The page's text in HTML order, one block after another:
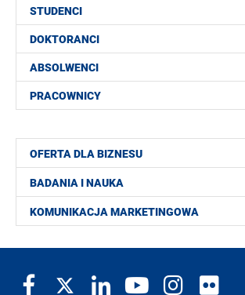
STUDENCI
DOKTORANCI
ABSOLWENCI
PRACOWNICY
OFERTA DLA BIZNESU
BADANIA I NAUKA
KOMUNIKACJA MARKETINGOWA